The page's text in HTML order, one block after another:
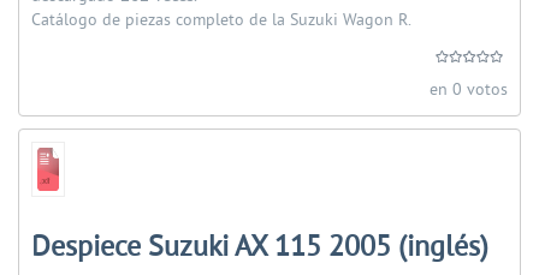
Catálogo de piezas completo de la Suzuki Wagon R.
en 0 votos
Despiece Suzuki AX 115 2005 (inglés)